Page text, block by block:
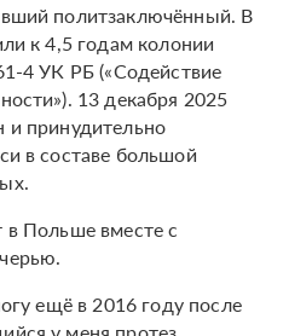
политзаключённый. В
к 4,5 годам колонии
4 УК РБ («Содействие
13 декабря 2025
принудительно
в составе большой
в Польше вместе с
ещё в 2016 году после